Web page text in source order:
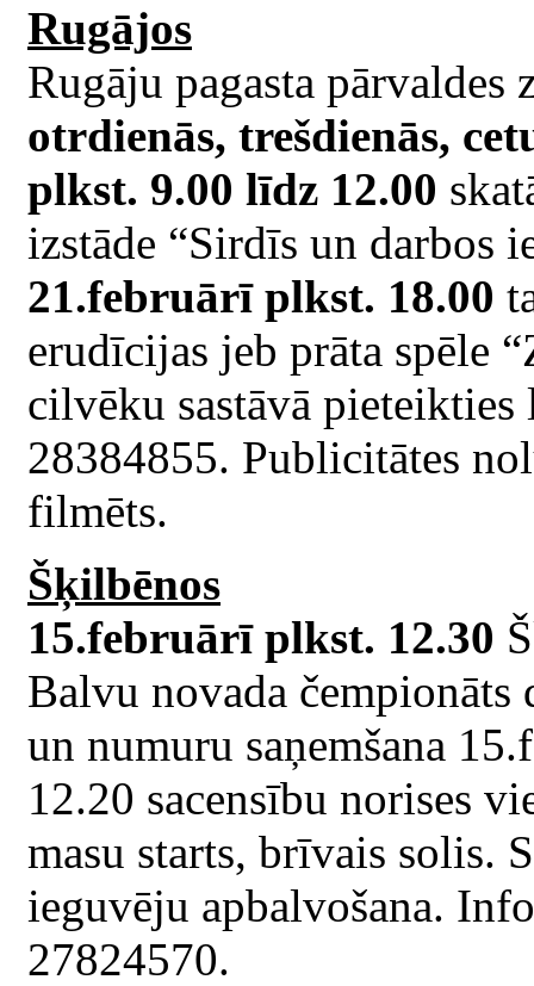
Rugājos
Rugāju pagasta pārvaldes
otrdienās, trešdienās,
plkst. 9.00 līdz 12.00
izstāde “Sirdīs un darbos
21.februārī plkst. 18.00
erudīcijas jeb prāta spēle
cilvēku sastāvā
28384855. Publicitātes
filmēts.
Šķilbēnos
15.februārī plkst. 12.30
Balvu novada čempionāts
un numuru saņemšana
12.20 sacensību norises
masu starts, brīvais solis.
ieguvēju apbalvošana.
27824570.